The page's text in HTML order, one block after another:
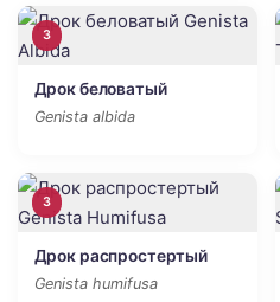
3
Дрок беловатый
Genista albida
3
Дрок распростертый
Genista humifusa